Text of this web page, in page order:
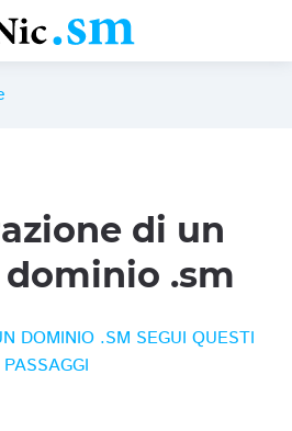
di un
.sm
DOMINIO .SM SEGUI QUESTI
PASSAGGI